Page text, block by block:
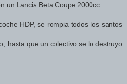
un Lancia Beta Coupe 2000cc
HDP, se rompia todos los santos
hasta que un colectivo se lo destruyo